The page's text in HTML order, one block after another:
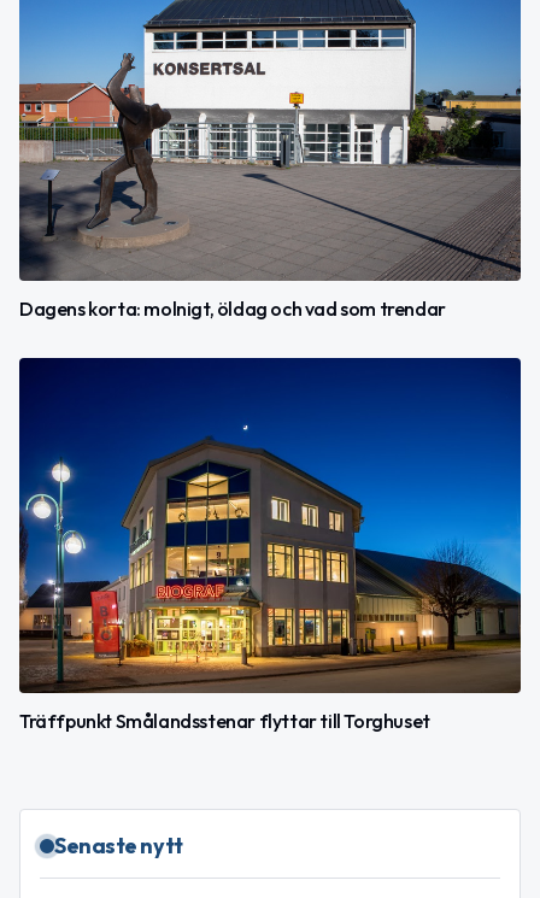
Dagens korta: molnigt, öldag och vad som trendar
Träffpunkt Smålandsstenar flyttar till Torghuset
Senaste nytt